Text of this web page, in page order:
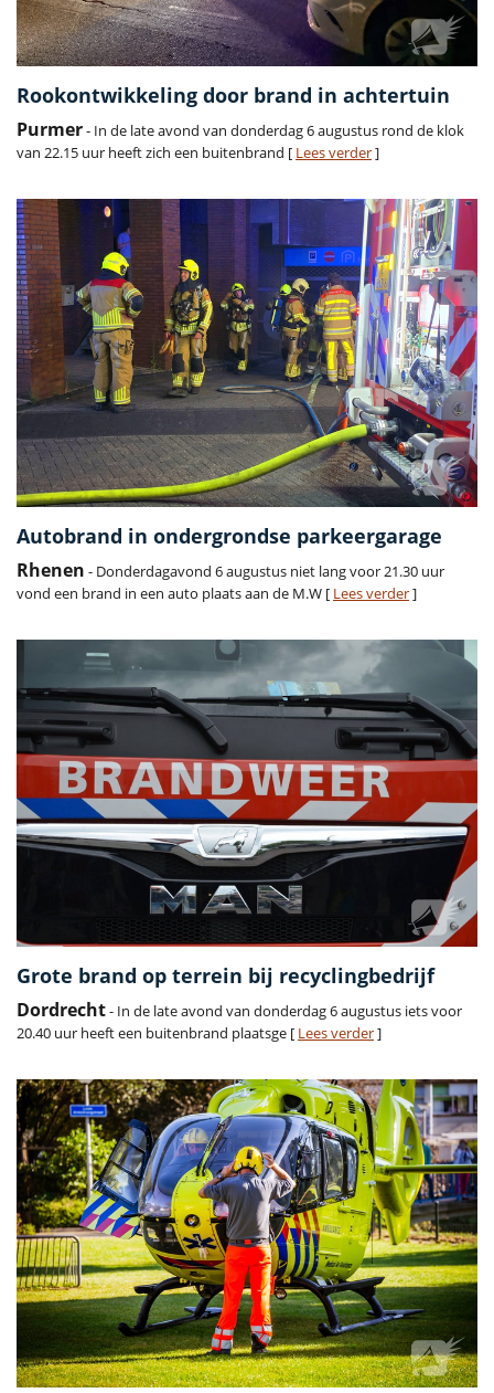
Rookontwikkeling door brand in achtertuin
Purmer- In de late avond van donderdag 6 augustus rond de klok
van 22.15 uur heeft zich een buitenbrand [ Lees verder]
Autobrand in ondergrondse parkeergarage
Rhenen - Donderdagavond 6 augustus niet lang voor 21.30 uur
vond een brand in een auto plaats aan de M.W [ Lees verder]
Grote brand op terrein bij recyclingbedrijf
Dordrecht- In de late avond van donderdag 6 augustus iets voor
20.40 uur heeft een buitenbrand plaatsge [ Lees verder]